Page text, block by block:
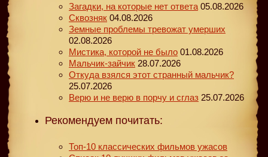
Загадки, на которые нет ответа 05.08.2026
Сквозняк 04.08.2026
Земные проблемы тревожат умерших
02.08.2026
Мистика, которой не было 01.08.2026
Мальчик-зайчик 28.07.2026
Откуда взялся этот странный мальчик?
25.07.2026
Верю и не верю в порчу и сглаз 25.07.2026
Рекомендуем почитать:
Топ-10 классических фильмов ужасов